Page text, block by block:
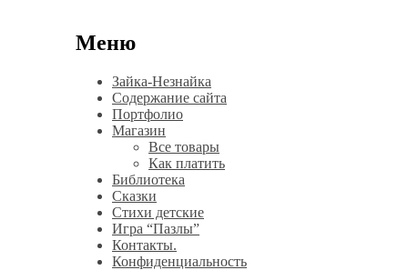
Меню
Зайка-Незнайка
Содержание сайта
Портфолио
Магазин
Все товары
Как платить
Библиотека
Сказки
Стихи детские
Игра “Пазлы”
Контакты.
Конфиденциальность